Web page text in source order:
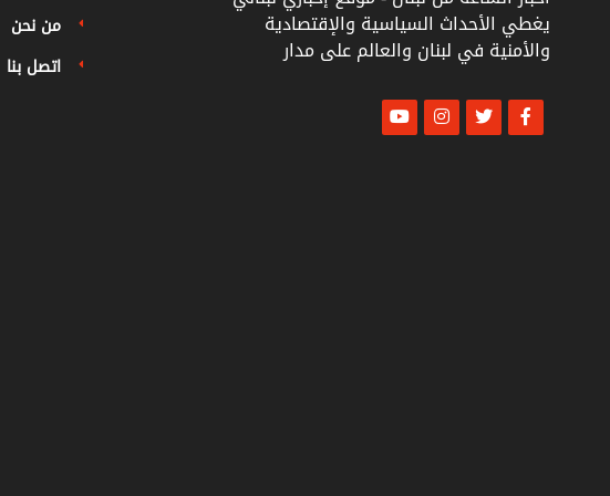
من نحن
اتصل بنا
يغطي الأحداث السياسية والإقتصادية
والأمنية في لبنان والعالم على مدار